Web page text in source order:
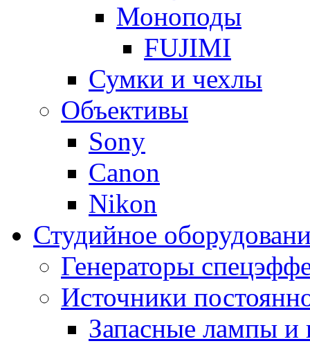
Моноподы
FUJIMI
Сумки и чехлы
Объективы
Sony
Canon
Nikon
Студийное
Генераторы
Источники
Запасные лампы и